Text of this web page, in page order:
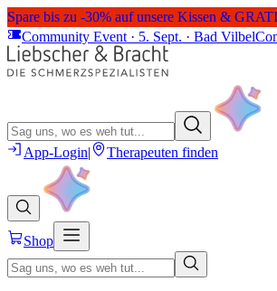
Spare bis zu -30% auf unsere Kissen &
Community Event · 5. Sept. · Bad Vilbel
App-Login| Therapeuten finden
Shop